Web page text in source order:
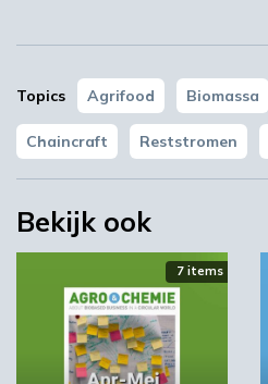
YPACK project gestart in Spanje
Topics Agrifood Biomassa
Chaincraft Reststromen
Bekijk ook
7 items